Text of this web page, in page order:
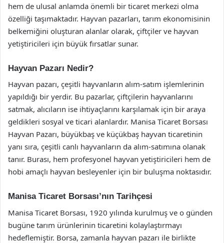
hem de ulusal anlamda önemli bir ticaret merkezi olma
özelliği taşımaktadır. Hayvan pazarları, tarım ekonomisinin
belkemiğini oluşturan alanlar olarak, çiftçiler ve hayvan
yetiştiricileri için büyük fırsatlar sunar.
Hayvan Pazarı Nedir?
Hayvan pazarı, çeşitli hayvanların alım-satım işlemlerinin
yapıldığı bir yerdir. Bu pazarlar, çiftçilerin hayvanlarını
satmak, alıcıların ise ihtiyaçlarını karşılamak için bir araya
geldikleri sosyal ve ticari alanlardır. Manisa Ticaret Borsası
Hayvan Pazarı, büyükbaş ve küçükbaş hayvan ticaretinin
yanı sıra, çeşitli canlı hayvanların da alım-satımına olanak
tanır. Burası, hem profesyonel hayvan yetiştiricileri hem de
hobi amaçlı hayvan besleyenler için bir buluşma noktasıdır.
Manisa Ticaret Borsası’nın Tarihçesi
Manisa Ticaret Borsası, 1920 yılında kurulmuş ve o günden
bugüne tarım ürünlerinin ticaretini kolaylaştırmayı
hedeflemiştir. Borsa, zamanla hayvan pazarı ile birlikte